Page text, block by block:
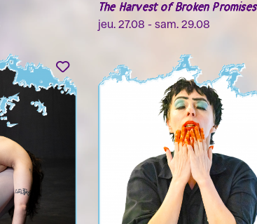
The Harvest of Broken Promises
jeu. 27.08 - sam. 29.08